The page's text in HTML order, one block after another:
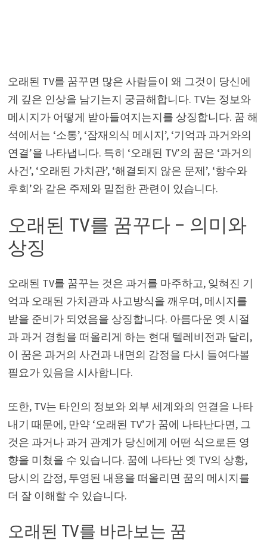
오래된 TV를 꿈꾸면 많은 사람들이 왜 그것이 당신에
게 깊은 인상을 남기는지 궁금해합니다. TV는 정보와
메시지가 어떻게 받아들여지는지를 상징합니다. 꿈 해
석에서는 ‘소통’, ‘잠재의식 메시지’, ‘기억과 과거와의
연결’을 나타냅니다. 특히 ‘오래된 TV’의 꿈은 ‘과거의
사건’, ‘오래된 가치관’, ‘해결되지 않은 문제’, ‘향수와
후회’와 같은 주제와 밀접한 관련이 있습니다.
오래된 TV를 꿈꾸다 – 의미와
상징
오래된 TV를 꿈꾸는 것은 과거를 마주하고, 잊혀진 기
억과 오래된 가치관과 사고방식을 깨우며, 메시지를
받을 준비가 되었음을 상징합니다. 아름다운 옛 시절
과 과거 경험을 떠올리게 하는 현대 텔레비전과 달리,
이 꿈은 과거의 사건과 내면의 감정을 다시 들여다볼
필요가 있음을 시사합니다.
또한, TV는 타인의 정보와 외부 세계와의 연결을 나타
내기 때문에, 만약 ‘오래된 TV’가 꿈에 나타난다면, 그
것은 과거나 과거 관계가 당신에게 어떤 식으로든 영
향을 미쳤을 수 있습니다. 꿈에 나타난 옛 TV의 상황,
당시의 감정, 투영된 내용을 떠올리면 꿈의 메시지를
더 잘 이해할 수 있습니다.
오래된 TV를 바라보는 꿈